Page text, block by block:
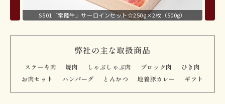
S501「常陸牛」サーロインセット☆250g×2枚（500g）
弊社の主な取扱商品
ステーキ肉 焼肉 しゃぶしゃぶ肉 ブロック肉
ひき肉
お肉セット
ハンバーグ とんかつ 地養豚カレー ギフト